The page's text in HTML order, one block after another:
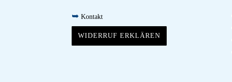
➥ Kontakt
WIDERRUF ERKLÄREN